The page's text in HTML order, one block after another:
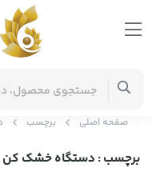
صفحه اصلی برچسب
برچسب: دستگاه خشک کن